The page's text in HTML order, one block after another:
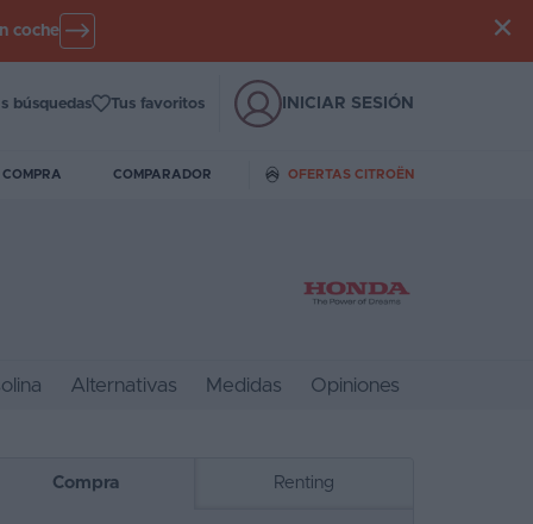
coche
búsquedas Tus favoritos INICIAR SESIÓN
COMPARADOR OFERTAS CITROËN
Alternativas Medidas Opiniones
Compra Renting